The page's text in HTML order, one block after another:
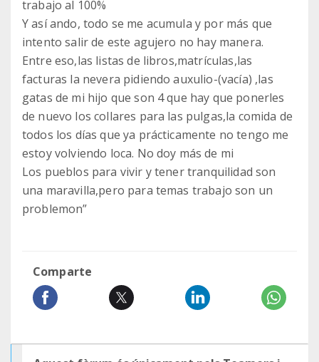
trabajo al 100%
Y así ando, todo se me acumula y por más que
intento salir de este agujero no hay manera.
Entre eso,las listas de libros,matrículas,las
facturas la nevera pidiendo auxulio-(vacía) ,las
gatas de mi hijo que son 4 que hay que ponerles
de nuevo los collares para las pulgas,la comida de
todos los días que ya prácticamente no tengo me
estoy volviendo loca. No doy más de mi
Los pueblos para vivir y tener tranquilidad son
una maravilla,pero para temas trabajo son un
problemon”
Comparte